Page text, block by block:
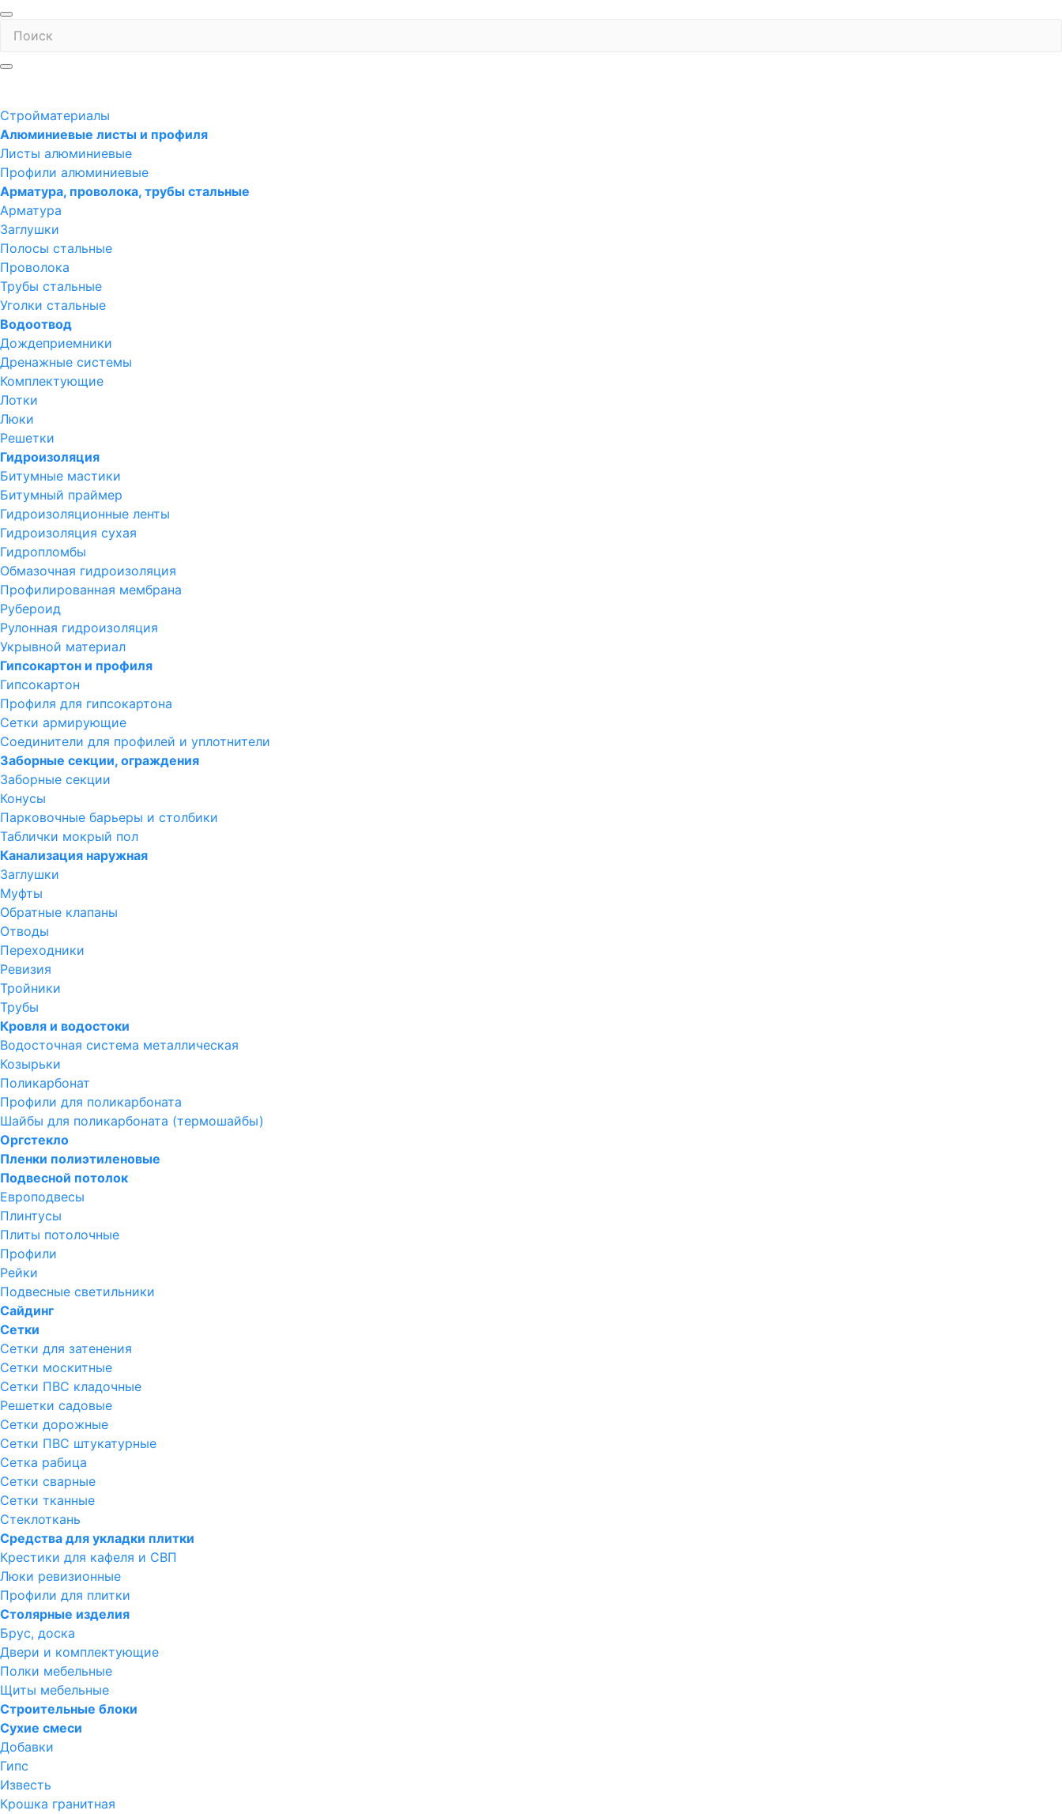
Стройматериалы
Алюминиевые листы и профиля
Листы алюминиевые
Профили алюминиевые
Арматура, проволока, трубы стальные
Арматура
Заглушки
Полосы стальные
Проволока
Трубы стальные
Уголки стальные
Водоотвод
Дождеприемники
Дренажные системы
Комплектующие
Лотки
Люки
Решетки
Гидроизоляция
Битумные мастики
Битумный праймер
Гидроизоляционные ленты
Гидроизоляция сухая
Гидропломбы
Обмазочная гидроизоляция
Профилированная мембрана
Рубероид
Рулонная гидроизоляция
Укрывной материал
Гипсокартон и профиля
Гипсокартон
Профиля для гипсокартона
Сетки армирующие
Соединители для профилей и уплотнители
Заборные секции, ограждения
Заборные секции
Конусы
Парковочные барьеры и столбики
Таблички мокрый пол
Канализация наружная
Заглушки
Муфты
Обратные клапаны
Отводы
Переходники
Ревизия
Тройники
Трубы
Кровля и водостоки
Водосточная система металлическая
Козырьки
Поликарбонат
Профили для поликарбоната
Шайбы для поликарбоната (термошайбы)
Оргстекло
Пленки полиэтиленовые
Подвесной потолок
Европодвесы
Плинтусы
Плиты потолочные
Профили
Рейки
Подвесные светильники
Сайдинг
Сетки
Сетки для затенения
Сетки москитные
Сетки ПВС кладочные
Решетки садовые
Сетки дорожные
Сетки ПВС штукатурные
Сетка рабица
Сетки сварные
Сетки тканные
Стеклоткань
Средства для укладки плитки
Крестики для кафеля и СВП
Люки ревизионные
Профили для плитки
Столярные изделия
Брус, доска
Двери и комплектующие
Полки мебельные
Щиты мебельные
Строительные блоки
Сухие смеси
Добавки
Гипс
Известь
Крошка гранитная